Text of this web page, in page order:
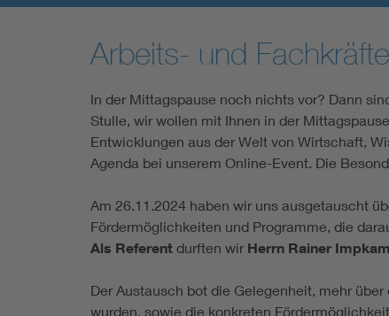
Weitere Themen
Arbeits- und
In der Mittagspause noch nichts vor? Dann
Stulle, wir wollen mit Ihnen in der
Entwicklungen aus der Welt von Wirtschaft,
Agenda bei unserem Online-Event. Die
Am 26.11.2024 haben wir uns ausgetauscht
Fördermöglichkeiten und Programme, die
Als Referent durften wir Herrn Rainer
Der Austausch bot die Gelegenheit, mehr
wurden, sowie die konkreten